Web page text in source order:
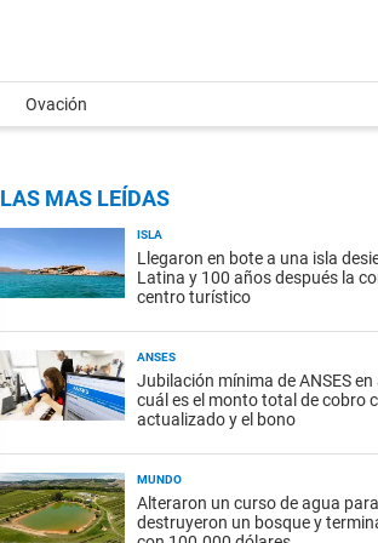
Ovación
LAS MAS LEÍDAS
ISLA
Llegaron en bote a una isla
Latina y 100 años después la
centro turístico
ANSES
Jubilación mínima de ANSES
cuál es el monto total de cobro
actualizado y el bono
MUNDO
Alteraron un curso de agua
destruyeron un bosque y